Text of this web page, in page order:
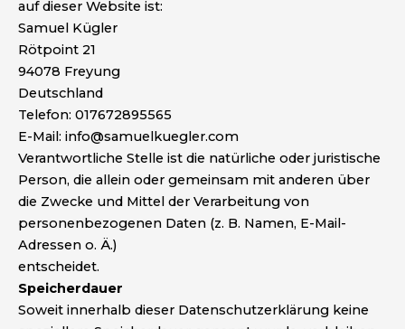
auf dieser Website ist:
Samuel Kügler
Rötpoint 21
94078 Freyung
Deutschland
Telefon: 017672895565
E-Mail: info@samuelkuegler.com
Verantwortliche Stelle ist die natürliche oder juristische
Person, die allein oder gemeinsam mit anderen über
die Zwecke und Mittel der Verarbeitung von
personenbezogenen Daten (z. B. Namen, E-Mail-
Adressen o. Ä.)
entscheidet.
Speicherdauer
Soweit innerhalb dieser Datenschutzerklärung keine